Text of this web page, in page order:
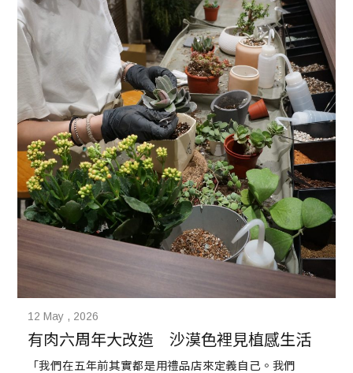
12 May , 2026
有肉六周年大改造　沙漠色裡見植感生活
「我們在五年前其實都是用禮品店來定義自己。我們